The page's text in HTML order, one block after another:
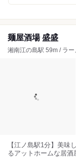
麺屋酒場 盛盛
湘南江の島駅 59m / ラ
【江ノ島駅1分】美
るアットホームな居酒